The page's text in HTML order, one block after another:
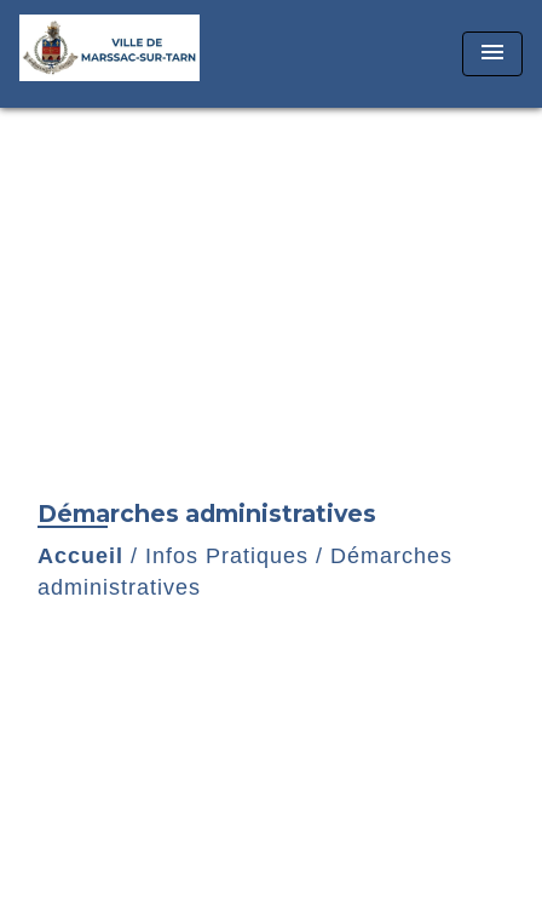
menu
Démarches administratives
Accueil / Infos Pratiques / Démarches
administratives